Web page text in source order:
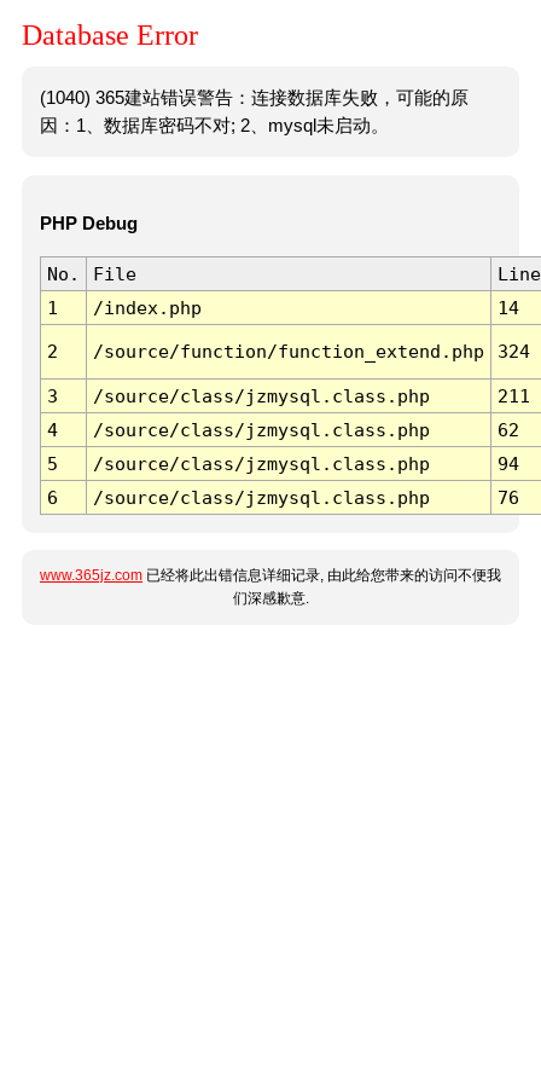
Database Error
(1040) 365建站错误警告：连接数据库失败，可能的原
因：1、数据库密码不对; 2、mysql未启动。
PHP Debug
No. File
Line
1
/index.php 14
2 /source/function/function_extend.php 324
3 /source/class/jzmysql.class.php
211
4
/source/class/jzmysql.class.php
62
5
/source/class/jzmysql.class.php
94
6
/source/class/jzmysql.class.php 76
www.365jz.com 已经将此出错信息详细记录, 由此给您带来的访问不便我
们深感歉意.